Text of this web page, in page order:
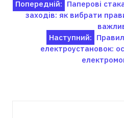
Навігація
записів
Попередній: Паперові
заходів: як вибрати
Наступний:
електроустановок: